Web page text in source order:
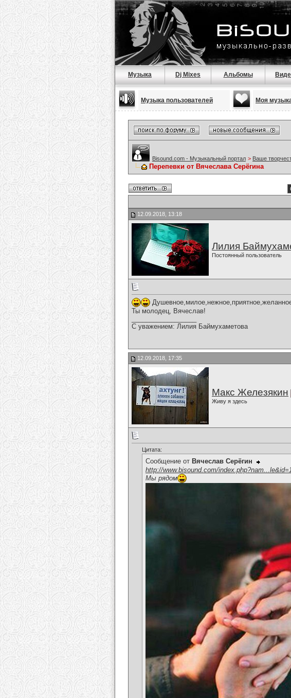
Музыка Dj Mixes Альбомы
Музыка пользователей Моя
Bisound.com - Музыкальный портал > Ваше
Перепевки от Вячеслава Серёгина
12.09.2018, 13:18
Лилия
Постоянный пользователь
Ты молодец, Вячеслав!
С уважением: Лилия Баймухаметова
12.09.2018, 17:35
Макс Железякин
Живу я здесь
Цитата:
Сообщение от Вячеслав Серёгин
http://www.bisound.com/
Мы рядом